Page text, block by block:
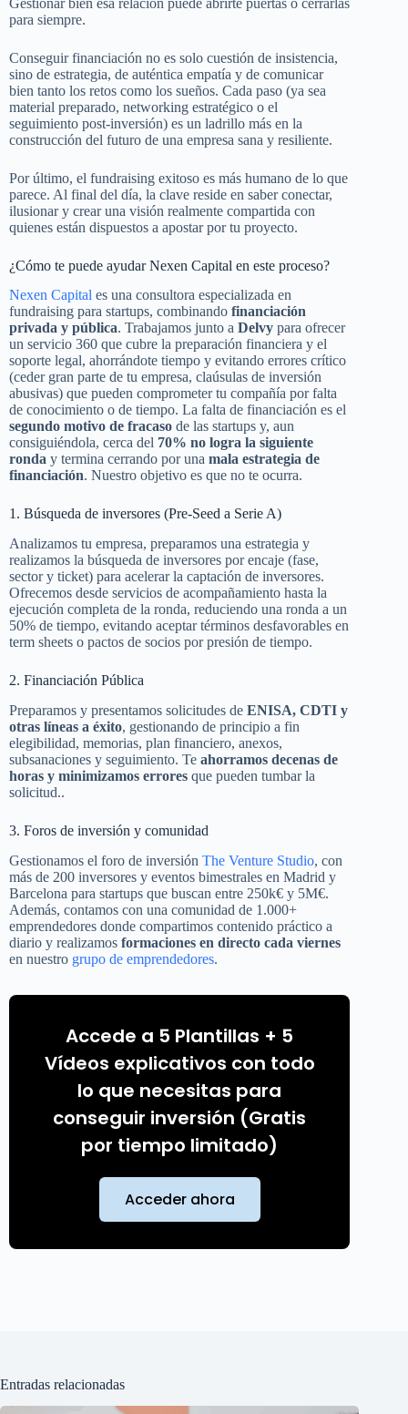
para siempre.
Conseguir financiación no es solo cuestión de insistencia,
sino de estrategia, de auténtica empatía y de comunicar
bien tanto los retos como los sueños. Cada paso (ya sea
material preparado, networking estratégico o el
seguimiento post-inversión) es un ladrillo más en la
construcción del futuro de una empresa sana y resiliente.
Por último, el fundraising exitoso es más humano de lo que
parece. Al final del día, la clave reside en saber conectar,
ilusionar y crear una visión realmente compartida con
quienes están dispuestos a apostar por tu proyecto.
¿Cómo te puede ayudar Nexen Capital en este proceso?
Nexen Capital es una consultora especializada en
fundraising para startups, combinando financiación
privada y pública. Trabajamos junto a Delvy para ofrecer
un servicio 360 que cubre la preparación financiera y el
soporte legal, ahorrándote tiempo y evitando errores crítico
(ceder gran parte de tu empresa, claúsulas de inversión
abusivas) que pueden comprometer tu compañía por falta
de conocimiento o de tiempo. La falta de financiación es el
segundo motivo de fracaso de las startups y, aun
consiguiéndola, cerca del 70% no logra la siguiente
ronda y termina cerrando por una mala estrategia de
financiación. Nuestro objetivo es que no te ocurra.
1. Búsqueda de inversores (Pre-Seed a Serie A)
Analizamos tu empresa, preparamos una estrategia y
realizamos la búsqueda de inversores por encaje (fase,
sector y ticket) para acelerar la captación de inversores.
Ofrecemos desde servicios de acompañamiento hasta la
ejecución completa de la ronda, reduciendo una ronda a un
50% de tiempo, evitando aceptar términos desfavorables en
term sheets o pactos de socios por presión de tiempo.
2. Financiación Pública
Preparamos y presentamos solicitudes de ENISA, CDTI y
otras líneas a éxito, gestionando de principio a fin
elegibilidad, memorias, plan financiero, anexos,
subsanaciones y seguimiento. Te ahorramos decenas de
horas y minimizamos errores que pueden tumbar la
solicitud..
3. Foros de inversión y comunidad
Gestionamos el foro de inversión The Venture Studio, con
más de 200 inversores y eventos bimestrales en Madrid y
Barcelona para startups que buscan entre 250k€ y 5M€.
Además, contamos con una comunidad de 1.000+
emprendedores donde compartimos contenido práctico a
diario y realizamos formaciones en directo cada viernes
en nuestro grupo de emprendedores.
Accede a 5 Plantillas + 5
Vídeos explicativos con todo
lo que necesitas para
conseguir inversión (Gratis
por tiempo limitado)
Acceder ahora
Entradas relacionadas